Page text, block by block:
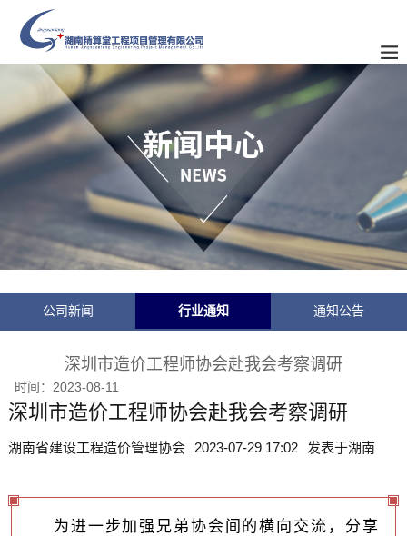
公司新闻 行业通知 通知公告
深圳市造价工程师协会赴我会考察调研
时间： 2023-08-11
深圳市造价工程师协会赴我会考察调研
湖南省建设工程造价管理协会 2023-07-29 17:02 发表于湖南
为进一步加强兄弟协会间的横向交流，分享